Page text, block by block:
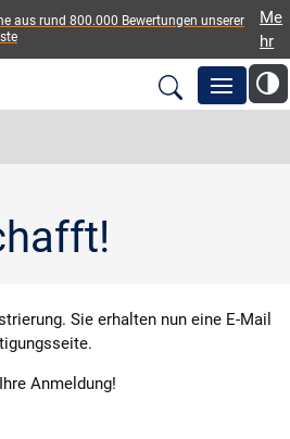
aus rund 800.000 Bewertungen unserer
Me
hr
Sie erhalten nun eine E-Mail
Anmeldung!